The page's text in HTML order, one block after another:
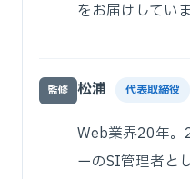
をお届けしていま
監修 松浦 代表取締役
Web業界20年。
ーのSI管理者と